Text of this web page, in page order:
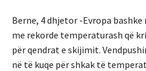
Berne, 4 dhjetor -Evropa
me rekorde temperaturash që
për qendrat e skijimit.
në të kuqe për shkak të